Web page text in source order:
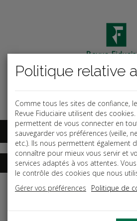
Code ouvrage
Espace
Accueil Guides Procès aux
Comme tous les sites de confiance,
Revue Fiduciaire utilisent des
permettent de vous connecter en
sauvegarder vos préférences (veille,
etc.). Ils nous permettent également
connaître pour mieux vous servir et
services adaptés à vos attentes.
le contrôle des cookies que nous
Gérer vos préférences
Politique de